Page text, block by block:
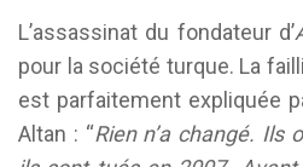
L’assassinat du fondateur d’
pour la société turque. La
est parfaitement expliquée
Altan : “Rien n’a changé. Ils